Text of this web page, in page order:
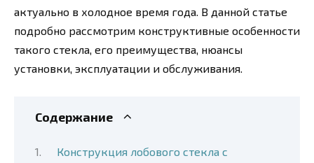
актуально в холодное время года. В данной статье
подробно рассмотрим конструктивные особенности
такого стекла, его преимущества, нюансы
установки, эксплуатации и обслуживания.
Содержание
Конструкция лобового стекла с